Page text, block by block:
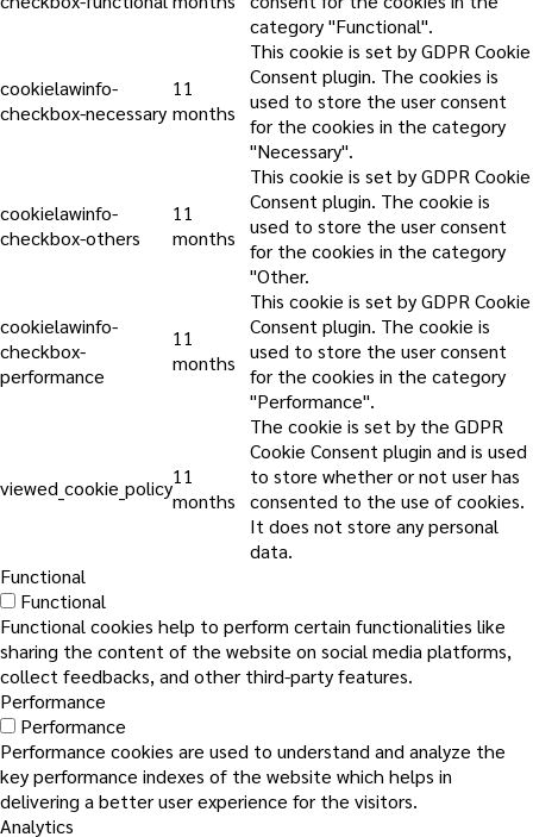
category "Functional".
cookielawinfo-
checkbox-necessary
11
months
This cookie is set by GDPR Cookie
Consent plugin. The cookies is
used to store the user consent
for the cookies in the category
"Necessary".
cookielawinfo-
checkbox-others
11
months
This cookie is set by GDPR Cookie
Consent plugin. The cookie is
used to store the user consent
for the cookies in the category
"Other.
cookielawinfo-
checkbox-
performance
11
months
This cookie is set by GDPR Cookie
Consent plugin. The cookie is
used to store the user consent
for the cookies in the category
"Performance".
viewed_cookie_policy11
months
The cookie is set by the GDPR
Cookie Consent plugin and is used
to store whether or not user has
consented to the use of cookies.
It does not store any personal
data.
Functional
Functional
Functional cookies help to perform certain functionalities like
sharing the content of the website on social media platforms,
collect feedbacks, and other third-party features.
Performance
Performance
Performance cookies are used to understand and analyze the
key performance indexes of the website which helps in
delivering a better user experience for the visitors.
Analytics